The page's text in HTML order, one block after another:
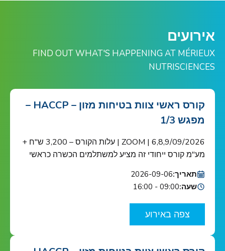
אירועים
FIND OUT WHAT'S HAPPENING AT MÉRIEUX
NUTRISCIENCES
קורס ראשי צוות בטיחות מזון – HACCP –
מפגש 1/3
6,8,9/09/2026 | ZOOM | עלות הקורס – 3,200 ש"ח +
מע"מ קורס ייחודי זה מציע למשתלמים הכשרה כראשי
22000 הקורס מוכר ע"י האיגוד הישראלי לאיכות הקורס
מיועד לאנשי מפתח בתחום בטיחות המזון בארגונים
העוסקים בשרשרת אספקת המזון: מגדלי תוצרת
חקלאית, בתי אריזה, מפעלי עיבוד וייצור מזון ומשקאות,
תאריך:2026-09-06
שעה:09:00 - 16:00
צפה באירוע